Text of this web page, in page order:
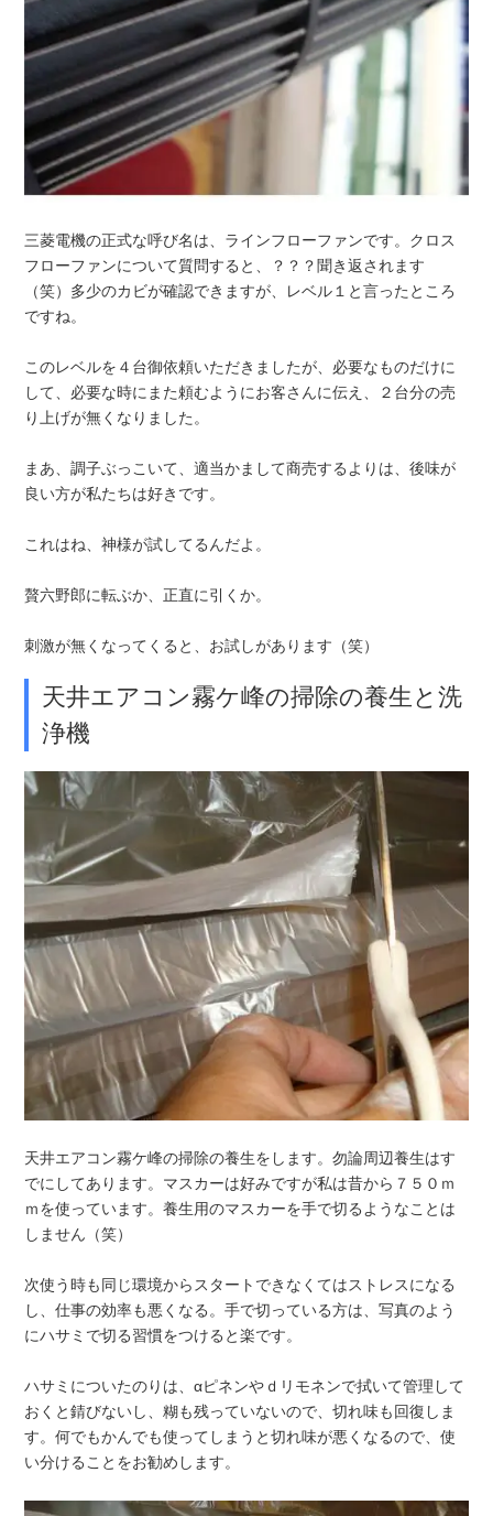
三菱電機の正式な呼び名は、ラインフローファンです。クロス
フローファンについて質問すると、？？？聞き返されます
（笑）多少のカビが確認できますが、レベル１と言ったところ
ですね。
このレベルを４台御依頼いただきましたが、必要なものだけに
して、必要な時にまた頼むようにお客さんに伝え、２台分の売
り上げが無くなりました。
まあ、調子ぶっこいて、適当かまして商売するよりは、後味が
良い方が私たちは好きです。
これはね、神様が試してるんだよ。
贅六野郎に転ぶか、正直に引くか。
刺激が無くなってくると、お試しがあります（笑）
天井エアコン霧ケ峰の掃除の養生と洗
浄機
天井エアコン霧ケ峰の掃除の養生をします。勿論周辺養生はす
でにしてあります。マスカーは好みですが私は昔から７５０ｍ
ｍを使っています。養生用のマスカーを手で切るようなことは
しません（笑）
次使う時も同じ環境からスタートできなくてはストレスになる
し、仕事の効率も悪くなる。手で切っている方は、写真のよう
にハサミで切る習慣をつけると楽です。
ハサミについたのりは、αピネンやｄリモネンで拭いて管理して
おくと錆びないし、糊も残っていないので、切れ味も回復しま
す。何でもかんでも使ってしまうと切れ味が悪くなるので、使
い分けることをお勧めします。